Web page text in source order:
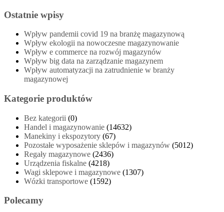
Ostatnie wpisy
Wpływ pandemii covid 19 na branżę magazynową
Wpływ ekologii na nowoczesne magazynowanie
Wpływ e commerce na rozwój magazynów
Wpływ big data na zarządzanie magazynem
Wpływ automatyzacji na zatrudnienie w branży
magazynowej
Kategorie produktów
Bez kategorii (0)
Handel i magazynowanie (14632)
Manekiny i ekspozytory (67)
Pozostałe wyposażenie sklepów i magazynów (5012)
Regały magazynowe (2436)
Urządzenia fiskalne (4218)
Wagi sklepowe i magazynowe (1307)
Wózki transportowe (1592)
Polecamy